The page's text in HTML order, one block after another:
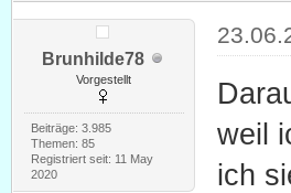
Brunhilde78
Vorgestellt
Beiträge: 3.985
Themen: 85
Registriert seit: 11 May
2020
weil
ich